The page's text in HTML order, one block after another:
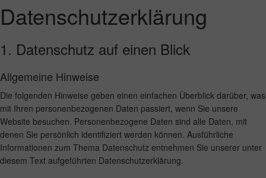
Datenschutzerklärung
1. Datenschutz auf einen Blick
Allgemeine Hinweise
Die folgenden Hinweise geben einen einfachen Überblick darüber, was
mit Ihren personenbezogenen Daten passiert, wenn Sie unsere
Website besuchen. Personenbezogene Daten sind alle Daten, mit
denen Sie persönlich identifiziert werden können. Ausführliche
Informationen zum Thema Datenschutz entnehmen Sie unserer unter
diesem Text aufgeführten Datenschutzerklärung.